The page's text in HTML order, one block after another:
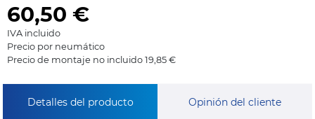
60,50 €
IVA incluido
Precio por neumático
Precio de montaje no incluido 19,85 €
Detalles del producto Opinión del cliente